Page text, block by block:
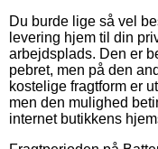
Du burde lige så vel
levering hjem til din
arbejdsplads. Den er
pebret, men på den
kostelige fragtform er
men den mulighed
internet butikkens